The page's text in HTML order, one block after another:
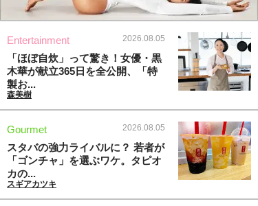
Entertainment 2026.08.05
「ほぼ自炊」って驚き！女優・黒
木華が献立365日を全公開、「特
製お...
森美樹
Gourmet 2026.08.05
スタバの強力ライバルに？ 若者が
「ゴンチャ」を選ぶワケ。タピオ
カの...
スギアカツキ